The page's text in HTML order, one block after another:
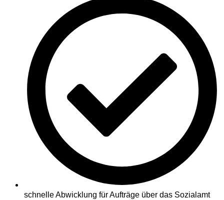
schnelle Abwicklung für Aufträge über das Sozialamt